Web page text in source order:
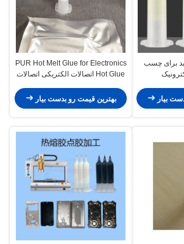
برای چسب
بیار
PUR Hot Melt Glue for Electronics
Hot Glue اتصالات الکتریکی اتصالات
بهترین قیمت رو بدست بیار